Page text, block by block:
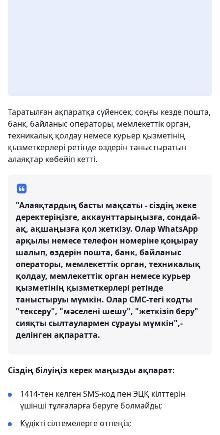
Таратылған ақпаратқа сүйенсек, соңғы кезде пошта,
банк, байланыс операторы, мемлекеттік орган,
техникалық қолдау немесе курьер қызметінің
қызметкерлері ретінде өздерін таныстыратын
алаяқтар көбейіп кетті.
"Алаяқтардың басты мақсаты - сіздің жеке
деректеріңізге, аккаунттарыңызға, сондай-
ақ, ақшаңызға қол жеткізу. Олар WhatsApp
арқылы немесе телефон номеріне қоңырау
шалып, өздерін пошта, банк, байланыс
операторы, мемлекеттік орган, техникалық
қолдау, мемлекеттік орган немесе курьер
қызметінің қызметкерлері ретінде
таныстыруы мүмкін. Олар СМС-тегі кодты
"тексеру", "мәселені шешу", "жеткізіп беру"
сияқты сылтаулармен сұрауы мүмкін",-
делінген ақпаратта.
Сіздің білуіңіз керек маңызды ақпарат:
1414-тен келген SMS-код пен ЭЦҚ кілттерін
үшінші тұлғаларға беруге болмайды;
Күдікті сілтемелерге өтпеңіз;